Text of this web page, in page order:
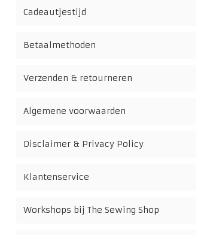
Cadeautjestijd
Betaalmethoden
Verzenden & retourneren
Algemene voorwaarden
Disclaimer & Privacy Policy
Klantenservice
Workshops bij The Sewing Shop